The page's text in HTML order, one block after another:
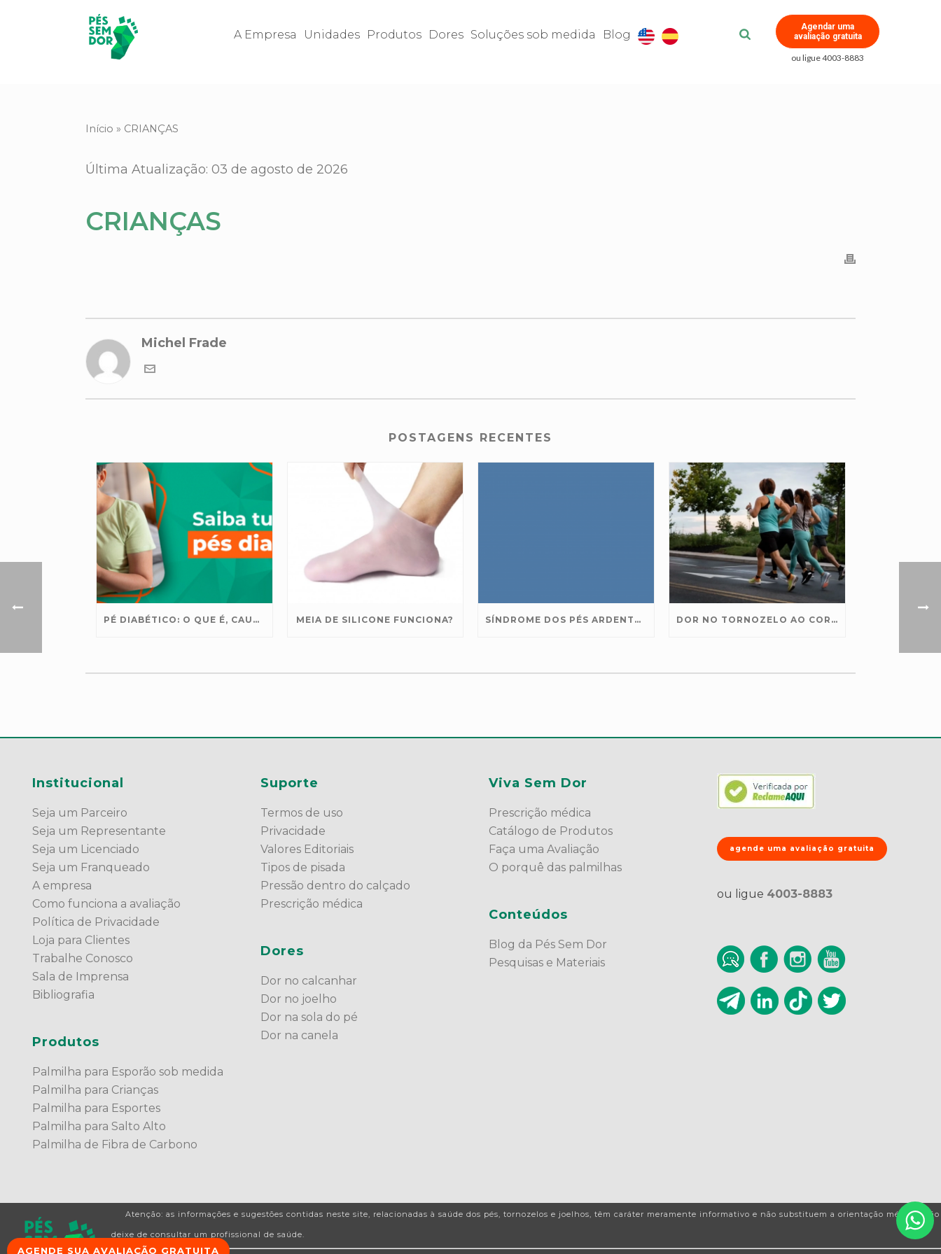
A Empresa Unidades Produtos Dores Soluções sob medida Blog
Agendar uma
avaliação gratuita
ou ligue 4003-8883
Início » CRIANÇAS
Última Atualização: 03 de agosto de 2026
CRIANÇAS
Michel Frade
POSTAGENS RECENTES
PÉ DIABÉTICO: O QUE É, CAUSAS E COMO TRATAR MEIA DE SILICONE FUNCIONA? SÍNDROME DOS PÉS ARDENTES: CAUSAS E TRATAMENTO DOR NO TORNOZELO AO CORRER: CAUSAS, PREVENÇÃO E TRATAMENTO
Institucional
Seja um Parceiro
Seja um Representante
Seja um Licenciado
Seja um Franqueado
A empresa
Como funciona a avaliação
Política de Privacidade
Loja para Clientes
Trabalhe Conosco
Sala de Imprensa
Bibliografia
Produtos
Palmilha para Esporão sob medida
Palmilha para Crianças
Palmilha para Esportes
Palmilha para Salto Alto
Palmilha de Fibra de Carbono
Suporte
Termos de uso
Privacidade
Valores Editoriais
Tipos de pisada
Pressão dentro do calçado
Prescrição médica
Dores
Dor no calcanhar
Dor no joelho
Dor na sola do pé
Dor na canela
Viva Sem Dor
Prescrição médica
Catálogo de Produtos
Faça uma Avaliação
O porquê das palmilhas
Conteúdos
Blog da Pés Sem Dor
Pesquisas e Materiais
agende uma avaliação gratuita
ou ligue 4003-8883
Atenção: as informações e sugestões contidas neste site, relacionadas à saúde dos pés, tornozelos e joelhos, têm caráter meramente informativo e não substituem a orientação médica. Não
deixe de consultar um profissional de saúde.
AGENDE SUA AVALIAÇÃO GRATUITA